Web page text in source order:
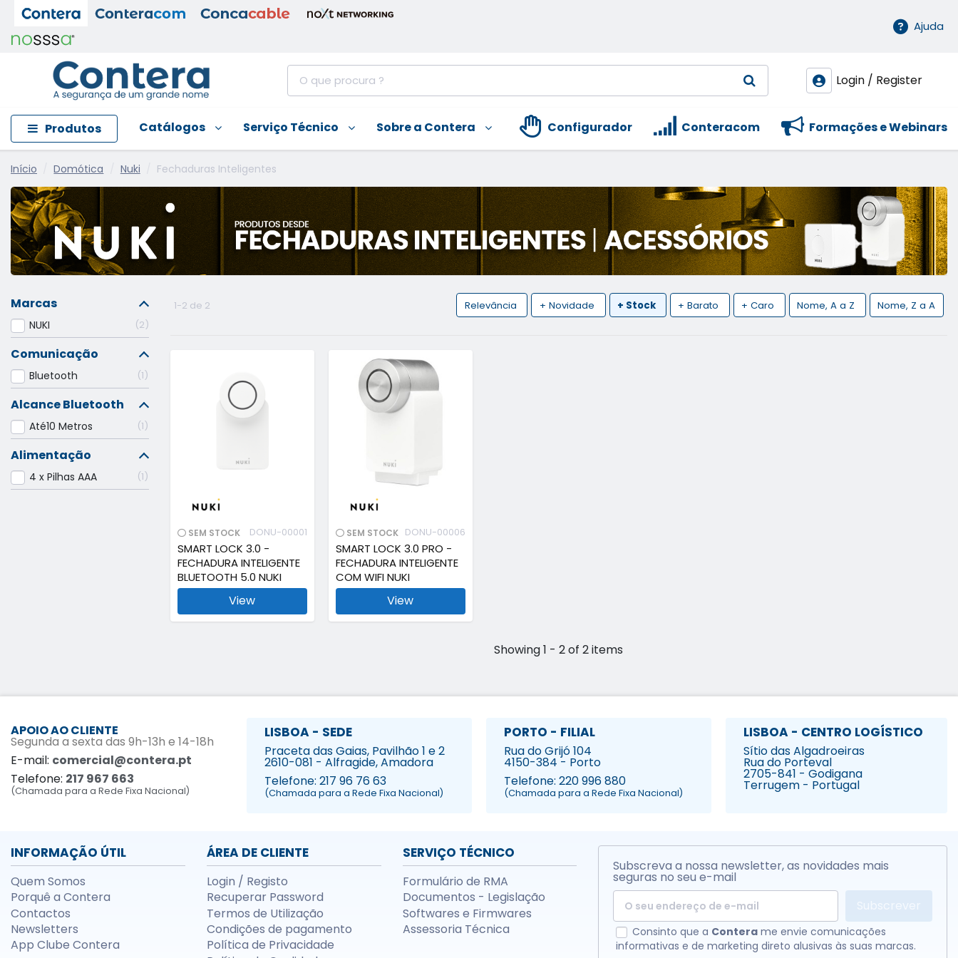
Ajuda
Login / Register
Produtos Catálogos Serviço Técnico Sobre a Contera Formações e Webinars
Conteracom
Configurador
Início Domótica Nuki Fechaduras Inteligentes
1-2 de 2 Relevância + Novidade + Stock + Barato + Caro Nome, A a Z Nome, Z a A
SEM STOCK DONU-00001
SMART LOCK 3.0 -
FECHADURA INTELIGENTE
BLUETOOTH 5.0 NUKI
View
SEM STOCK DONU-00006
SMART LOCK 3.0 PRO -
FECHADURA INTELIGENTE
COM WIFI NUKI
View
Showing 1 - 2 of 2 items
Marcas
NUKI 2
Comunicação
Bluetooth 1
Alcance Bluetooth
Até10 Metros 1
Alimentação
4 x Pilhas AAA 1
APOIO AO CLIENTE
Segunda a sexta das 9h-13h e 14-18h
E-mail: comercial@contera.pt
Telefone: 217 967 663
(Chamada para a Rede Fixa Nacional)
LISBOA - SEDE
Praceta das Gaias, Pavilhão 1 e 2
2610-081 - Alfragide, Amadora
Telefone: 217 96 76 63
(Chamada para a Rede Fixa Nacional)
PORTO - FILIAL
Rua do Grijó 104
4150-384 - Porto
Telefone: 220 996 880
(Chamada para a Rede Fixa Nacional)
LISBOA - CENTRO LOGÍSTICO
Sítio das Algadroeiras
Rua do Porteval
2705-841 - Godigana
Terrugem - Portugal
INFORMAÇÃO ÚTIL
Quem Somos
Porquê a Contera
Contactos
Newsletters
App Clube Contera
ÁREA DE CLIENTE
Login / Registo
Recuperar Password
Termos de Utilização
Condições de pagamento
Política de Privacidade
SERVIÇO TÉCNICO
Formulário de RMA
Documentos - Legislação
Softwares e Firmwares
Assessoria Técnica
Subscreva a nossa newsletter, as novidades mais
seguras no seu e-mail
Subscrever
Consinto que a Contera me envie comunicações
informativas e de marketing direto alusivas às suas marcas.